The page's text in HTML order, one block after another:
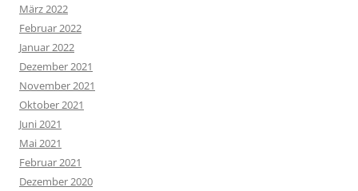
März 2022
Februar 2022
Januar 2022
Dezember 2021
November 2021
Oktober 2021
Juni 2021
Mai 2021
Februar 2021
Dezember 2020